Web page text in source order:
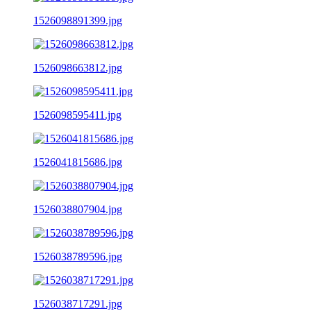
1526098891399.jpg
1526098663812.jpg
1526098595411.jpg
1526041815686.jpg
1526038807904.jpg
1526038789596.jpg
1526038717291.jpg